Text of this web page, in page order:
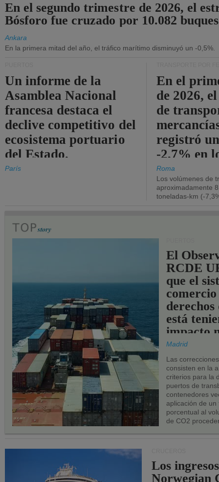
En el segundo trimestre de 2026, el
Bósforo fue cruzado por 10.082
Ankara
En la primera mitad del año, el tráfico marítimo disminuyó un -0,5%.
Un informe de la
Asamblea Nacional
francesa destaca el
declive competitivo del
ecosistema portuario
del Estado.
París
En el
de 2026,
de
registró
-2,7% en
Roma
Los volúmenes de
aproximadamente
toneladas-km (-
El
RCDE
que el
comercio
derechos
está
impacto
los
UE.
Madrid
Las
consisten en la
criterios para la
puertos de
contenedores
aplicación de
porcentual al
de CO2
Los
Norwegian